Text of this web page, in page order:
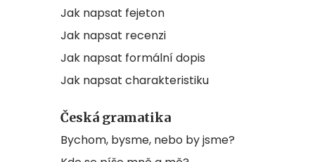
Jak napsat fejeton
Jak napsat recenzi
Jak napsat formální dopis
Jak napsat charakteristiku
Česká gramatika
Bychom, bysme, nebo by jsme?